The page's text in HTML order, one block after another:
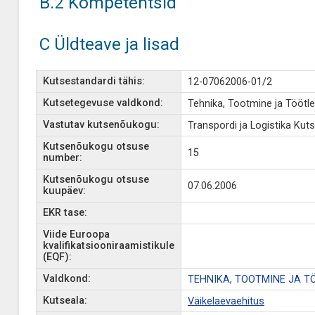
C Üldteave ja lisad
Kutsestandardi tähis:
12-07062006-01/2
Kutsetegevuse valdkond:
Tehnika, Tootmine ja
Vastutav kutsenõukogu:
Transpordi ja Logistika
Kutsenõukogu otsuse
number:
15
Kutsenõukogu otsuse
kuupäev:
07.06.2006
EKR tase:
Viide Euroopa
kvalifikatsiooniraamistikule
(EQF):
Valdkond:
TEHNIKA, TOOTMINE JA
Kutseala:
Väikelaevaehitus